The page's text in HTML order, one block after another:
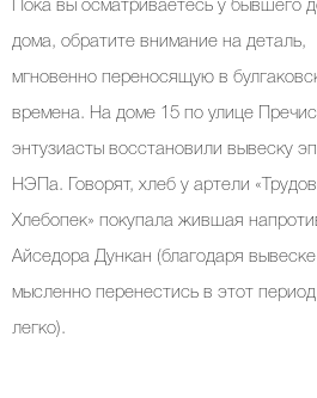
Пока вы осматриваетесь у бывшего
дома, обратите внимание на деталь,
мгновенно переносящую в
времена. На доме 15 по улице
энтузиасты восстановили вывеску
НЭПа. Говорят, хлеб у артели
Хлебопек» покупала жившая
Айседора Дункан (благодаря вывеске
мысленно перенестись в этот
легко).